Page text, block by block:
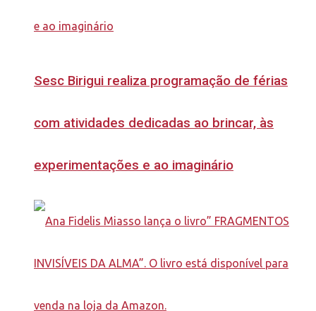
Sesc Birigui realiza programação de férias
com atividades dedicadas ao brincar, às
experimentações e ao imaginário